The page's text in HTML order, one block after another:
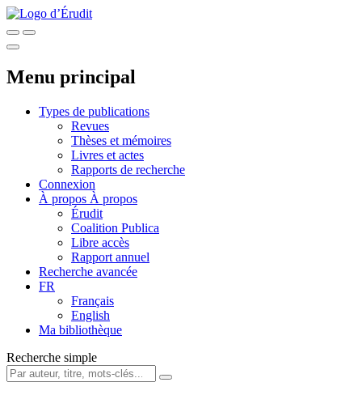
Menu principal
Types de publications
Revues
Thèses et mémoires
Livres et actes
Rapports de recherche
Connexion
À propos À propos
Érudit
Coalition Publica
Libre accès
Rapport annuel
Recherche avancée
FR
Français
English
Ma bibliothèque
Recherche simple